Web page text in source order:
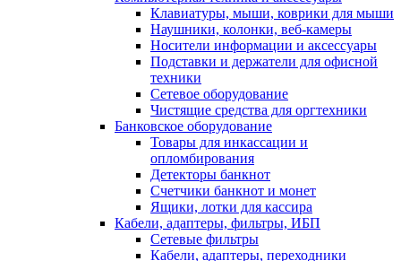
Клавиатуры, мыши, коврики для мыши
Наушники, колонки, веб-камеры
Носители информации и аксессуары
Подставки и держатели для офисной
техники
Сетевое оборудование
Чистящие средства для оргтехники
Банковское оборудование
Товары для инкассации и
опломбирования
Детекторы банкнот
Счетчики банкнот и монет
Ящики, лотки для кассира
Кабели, адаптеры, фильтры, ИБП
Сетевые фильтры
Кабели, адаптеры, переходники